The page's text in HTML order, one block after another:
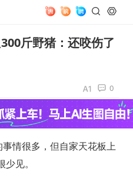
斤野猪：还咬伤了
0
情很多，但自家天花板上
见。